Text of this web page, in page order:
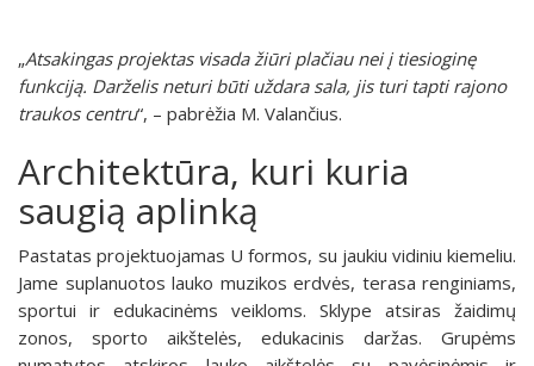
„Atsakingas projektas visada žiūri plačiau nei į tiesioginę
funkciją. Darželis neturi būti uždara sala, jis turi tapti rajono
traukos centru“, – pabrėžia M. Valančius.
Architektūra, kuri kuria
saugią aplinką
Pastatas projektuojamas U formos, su jaukiu vidiniu kiemeliu.
Jame suplanuotos lauko muzikos erdvės, terasa renginiams,
sportui ir edukacinėms veikloms. Sklype atsiras žaidimų
zonos, sporto aikštelės, edukacinis daržas. Grupėms